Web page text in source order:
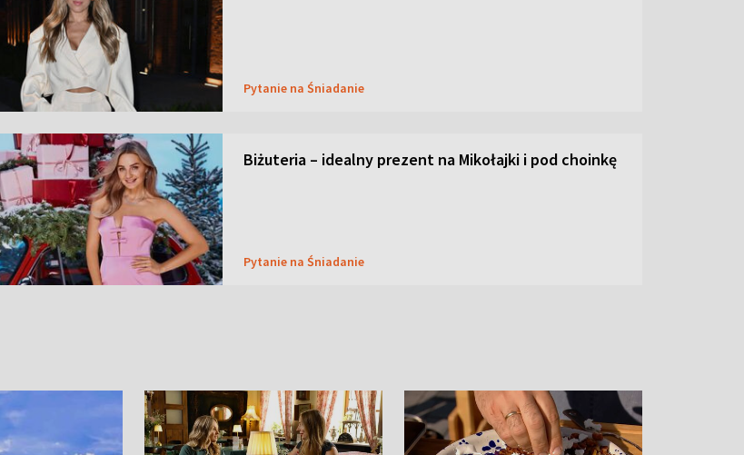
Pytanie na Śniadanie
Biżuteria – idealny prezent na Mikołajki i pod choinkę
Pytanie na Śniadanie